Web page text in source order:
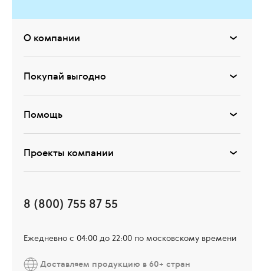
О компании
Покупай выгодно
Помощь
Проекты компании
8 (800) 755 87 55
Ежедневно c 04:00 до 22:00 по московскому времени
Доставляем продукцию в 60+ стран